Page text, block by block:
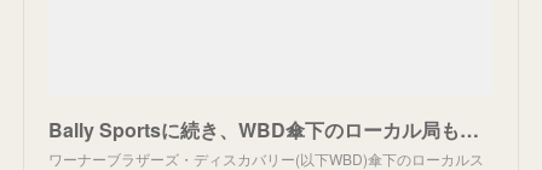
Bally Sportsに続き、WBD傘下のローカル局も破綻危機。
ワーナーブラザーズ・ディスカバリー(以下WBD)傘下のローカルス